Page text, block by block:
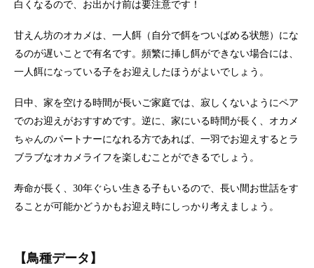
白くなるので、お出かけ前は要注意です！
甘えん坊のオカメは、一人餌（自分で餌をついばめる状態）にな
るのが遅いことで有名です。頻繁に挿し餌ができない場合には、
一人餌になっている子をお迎えしたほうがよいでしょう。
日中、家を空ける時間が長いご家庭では、寂しくないようにペア
でのお迎えがおすすめです。逆に、家にいる時間が長く、オカメ
ちゃんのパートナーになれる方であれば、一羽でお迎えするとラ
ブラブなオカメライフを楽しむことができるでしょう。
寿命が長く、30年ぐらい生きる子もいるので、長い間お世話をす
ることが可能かどうかもお迎え時にしっかり考えましょう。
【鳥種データ】